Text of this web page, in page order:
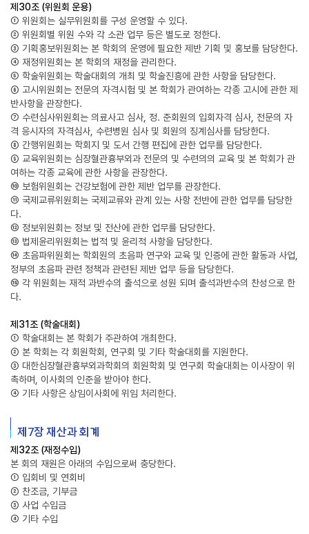
제30조 (위원회 운용)
① 위원회는 실무위원회를 구성 운영할 수 있다.
② 위원회별 위원 수와 각 소관 업무 등은 별도로 정한다.
③ 기획홍보위원회는 본 학회의 운영에 필요한 제반 기획 및 홍보를 담당한다.
④ 재정위원회는 본 학회의 재정을 관리한다.
⑤ 학술위원회는 학술대회의 개최 및 학술진흥에 관한 사항을 담당한다.
⑥ 고시위원회는 전문의 자격시험 및 본 학회가 관여하는 각종 고시에 관한 제
반사항을 관장한다.
⑦ 수련심사위원회는 의료사고 심사, 정. 준회원의 입회자격 심사, 전문의 자
격 응시자의 자격심사, 수련병원 심사 및 회원의 징계심사를 담당한다.
⑧ 간행위원회는 학회지 및 도서 간행 편집에 관한 업무를 담당한다.
⑨ 교육위원회는 심장혈관흉부외과 전문의 및 수련의의 교육 및 본 학회가 관
여하는 각종 교육에 관한 사항을 관장한다.
⑩ 보험위원회는 건강보험에 관한 제반 업무를 관장한다.
⑪ 국제교류위원회는 국제교류와 관계 있는 사항 전반에 관한 업무를 담당한
다.
⑫ 정보위원회는 정보 및 전산에 관한 업무를 담당한다.
⑬ 법제윤리위원회는 법적 및 윤리적 사항을 담당한다.
⑭ 초음파위원회는 학회원의 초음파 연구와 교육 및 인증에 관한 활동과 사업,
정부의 초음파 관련 정책과 관련된 제반 업무 등을 담당한다.
⑮ 각 위원회는 재적 과반수의 출석으로 성원 되며 출석과반수의 찬성으로 한
다.
제31조 (학술대회)
① 학술대회는 본 학회가 주관하여 개최한다.
② 본 학회는 각 회원학회, 연구회 및 기타 학술대회를 지원한다.
③ 대한심장혈관흉부외과학회의 회원학회 및 연구회 학술대회는 이사장이 위
촉하며, 이사회의 인준을 받아야 한다.
④ 기타 사항은 상임이사회에 위임 처리한다.
제7장 재산과 회계
제32조 (재정수입)
본 회의 재원은 아래의 수입으로써 충당한다.
① 입회비 및 연회비
② 찬조금, 기부금
③ 사업 수입금
④ 기타 수입